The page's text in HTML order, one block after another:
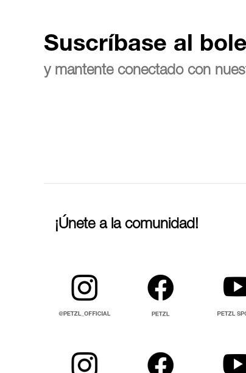
Suscríbase al
y mantente conectado con
¡Únete a la comunidad!